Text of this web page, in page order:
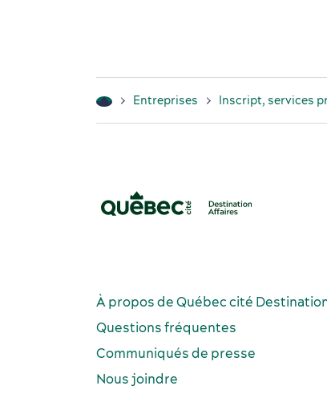
Entreprises Inscript, services
À propos de Québec cité
Questions fréquentes
Communiqués de presse
Nous joindre